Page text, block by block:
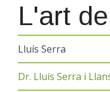
L'art
Lluís Serra
Dr. Lluís Serra i